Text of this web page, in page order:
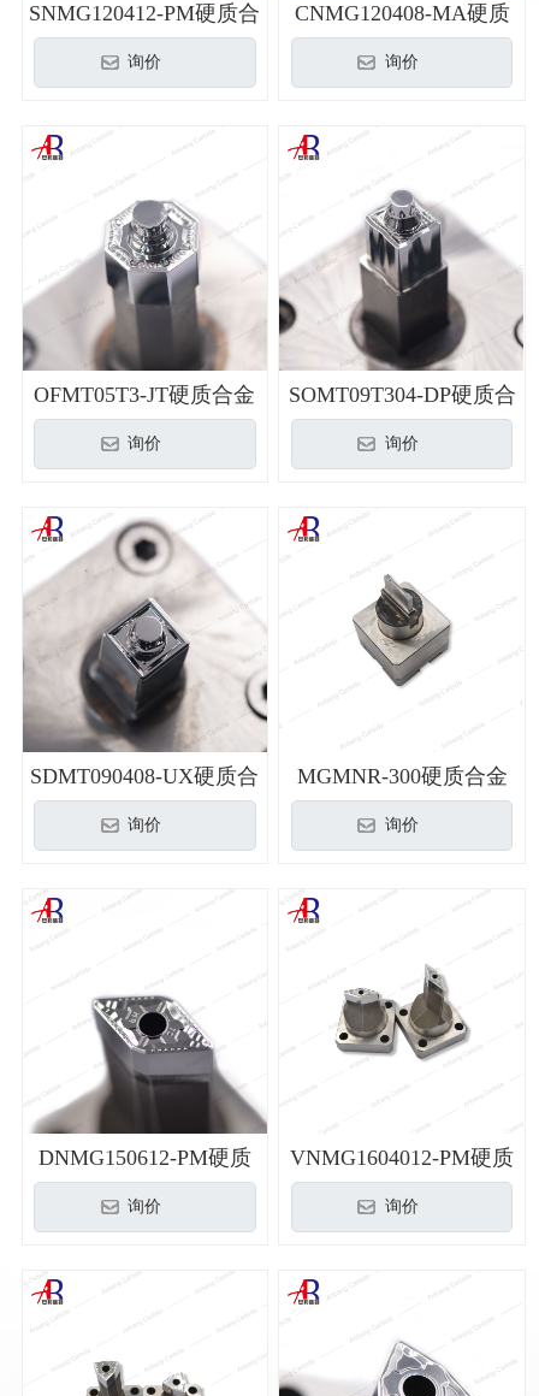
SNMG120412-PM硬质合
金3R模具
询价
CNMG120408-MA硬质
合金3R模具
询价
OFMT05T3-JT硬质合金
3R模具
询价
SOMT09T304-DP硬质合
金3R模具
询价
SDMT090408-UX硬质合
金3R模具
询价
MGMNR-300硬质合金
3R模具
询价
DNMG150612-PM硬质
合金3R模具
询价
VNMG1604012-PM硬质
合金3R模具
询价